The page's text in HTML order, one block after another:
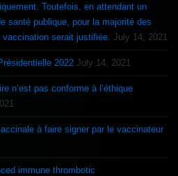
Toutefois, en attendant un
pour la majorité des
serait justifiée. July 14, 2021
2022 July 14, 2021
n’est pas conforme à l’éthique
à faire signer par le vaccinateur
immune thrombotic